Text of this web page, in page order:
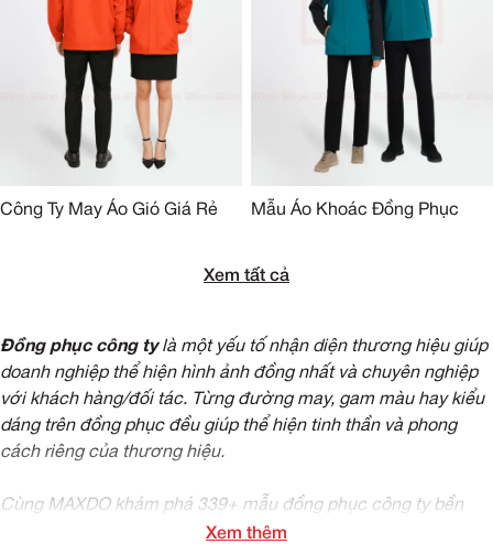
Công Ty May Áo Gió Giá Rẻ Mẫu Áo Khoác Đồng Phục
Xem tất cả
Đồng phục công tylà một yếu tố nhận diện thương hiệu giúp
doanh nghiệp thể hiện hình ảnh đồng nhất và chuyên nghiệp
với khách hàng/đối tác. Từng đường may, gam màu hay kiểu
dáng trên đồng phục đều giúp thể hiện tinh thần và phong
cách riêng của thương hiệu.
Cùng MAXDO khám phá 339+ mẫu đồng phục công ty bền
đẹp, được thiết kế phù hợp cho từng lĩnh vực cùng gợi ý
Xem thêm